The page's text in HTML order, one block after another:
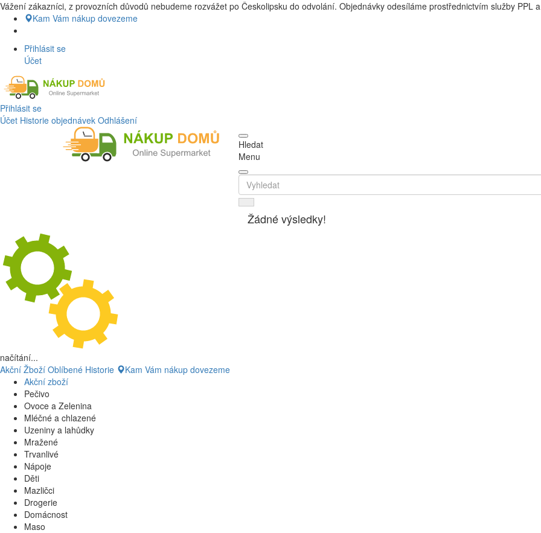
Nákup Potraviny domů, Nákup potraviny online, Čerstvé potraviny dovezeme až k vašim dveřím. Česká lípa
Vážení zákazníci, z provozních důvodů nebudeme rozvážet po Českolipsku do odvolání. Objednávky odesíláme prostřednictvím služby PPL
Kam Vám nákup dovezeme
Přihlásit se
Účet
Přihlásit se
Účet Historie objednávek Odhlášení
Hledat
Menu
Žádné výsledky!
načítání...
Akční Žboží Oblíbené Historie
Kam Vám nákup dovezeme
Akční zboží
Pečivo
Ovoce a Zelenina
Mléčné a chlazené
Uzeniny a lahůdky
Mražené
Trvanlivé
Nápoje
Děti
Mazličci
Drogerie
Domácnost
Maso